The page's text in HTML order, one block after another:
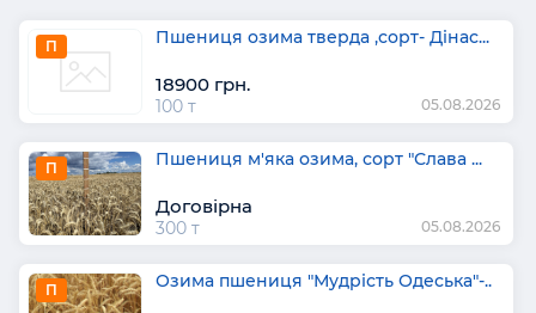
П Пшениця озима тверда ,сорт- Дінас...
18900 грн.
100 т 05.08.2026
П Пшениця м'яка озима, сорт "Слава ...
Договірна
300 т 05.08.2026
П Озима пшениця "Мудрість Одеська"-..